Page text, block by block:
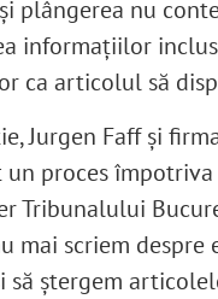
plângerea nu
informațiilor
ca articolul să
Jurgen Faff și
proces împotriva
Tribunalului
mai scriem despre
să ștergem